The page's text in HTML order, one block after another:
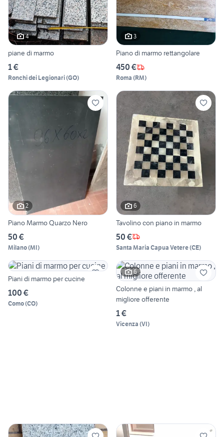
4
piane di marmo
1 €
Ronchi dei Legionari(GO)
3
Piano di marmo rettangolare
450 €
Roma (RM)
2
Piano Marmo Quarzo Nero
50 €
Milano(MI)
6
Tavolino con piano in marmo
50 €
Santa Maria Capua Vetere(CE)
Piani di marmo per cucine
100 €
Como(CO)
6
Colonne e piani in marmo , al
migliore offerente
1 €
Vicenza (VI)